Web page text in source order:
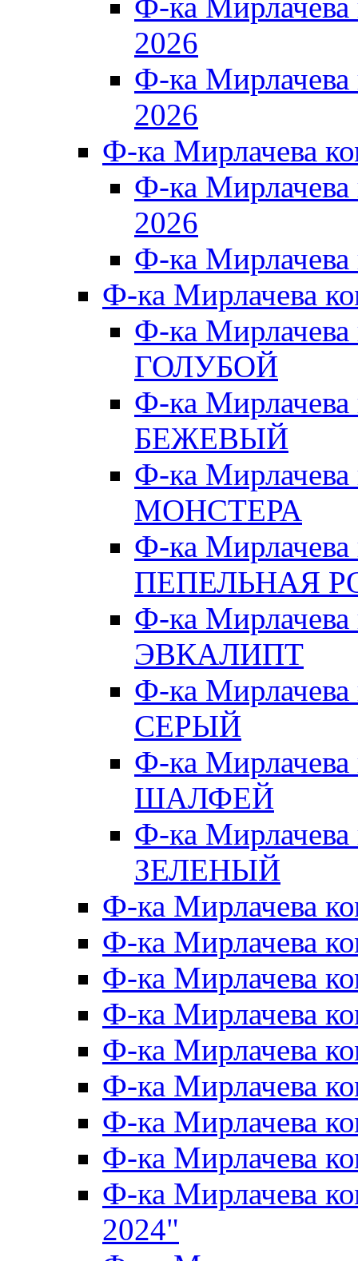
Ф-ка
2026
Ф-ка
2026
Ф-ка Мирлачева
Ф-ка
2026
Ф-ка
Ф-ка Мирлачева
Ф-ка
ГОЛУБОЙ
Ф-ка
БЕЖЕВЫЙ
Ф-ка
МОНСТЕРА
Ф-ка
ПЕПЕЛЬНАЯ
Ф-ка
ЭВКАЛИПТ
Ф-ка
СЕРЫЙ
Ф-ка
ШАЛФЕЙ
Ф-ка
ЗЕЛЕНЫЙ
Ф-ка Мирлачева
Ф-ка Мирлачева
Ф-ка Мирлачева
Ф-ка Мирлачева
Ф-ка Мирлачева
Ф-ка Мирлачева
Ф-ка Мирлачева
Ф-ка Мирлачева
Ф-ка Мирлачева
2024"